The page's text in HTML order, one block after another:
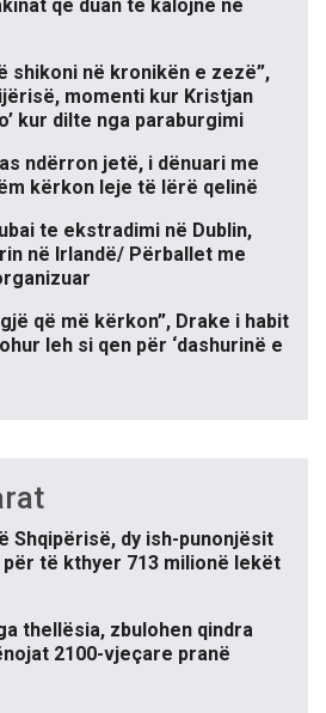
që duan të kalojnë në
shikoni në kronikën e zezë”,
momenti kur Kristjan
kur dilte nga paraburgimi
ndërron jetë, i dënuari me
kërkon leje të lërë qelinë
te ekstradimi në Dublin,
në Irlandë/ Përballet me
që më kërkon”, Drake i habit
leh si qen për ‘dashurinë e
Shqipërisë, dy ish-punonjësit
të kthyer 713 milionë lekët
thellësia, zbulohen qindra
2100-vjeçare pranë